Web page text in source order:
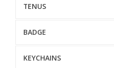
TENUS
BADGE
KEYCHAINS